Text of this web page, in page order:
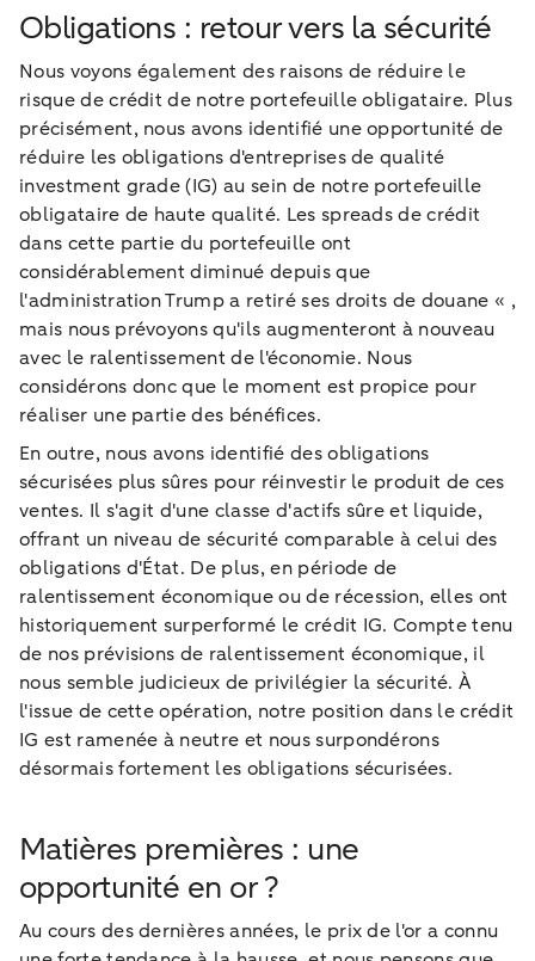
Obligations : retour vers la sécurité
Nous voyons également des raisons de réduire le
risque de crédit de notre portefeuille obligataire. Plus
précisément, nous avons identifié une opportunité de
réduire les obligations d'entreprises de qualité
investment grade (IG) au sein de notre portefeuille
obligataire de haute qualité. Les spreads de crédit
dans cette partie du portefeuille ont
considérablement diminué depuis que
l'administration Trump a retiré ses droits de douane « ,
mais nous prévoyons qu'ils augmenteront à nouveau
avec le ralentissement de l'économie. Nous
considérons donc que le moment est propice pour
réaliser une partie des bénéfices.
En outre, nous avons identifié des obligations
sécurisées plus sûres pour réinvestir le produit de ces
ventes. Il s'agit d'une classe d'actifs sûre et liquide,
offrant un niveau de sécurité comparable à celui des
obligations d'État. De plus, en période de
ralentissement économique ou de récession, elles ont
historiquement surperformé le crédit IG. Compte tenu
de nos prévisions de ralentissement économique, il
nous semble judicieux de privilégier la sécurité. À
l'issue de cette opération, notre position dans le crédit
IG est ramenée à neutre et nous surpondérons
désormais fortement les obligations sécurisées.
Matières premières : une
opportunité en or ?
Au cours des dernières années, le prix de l'or a connu